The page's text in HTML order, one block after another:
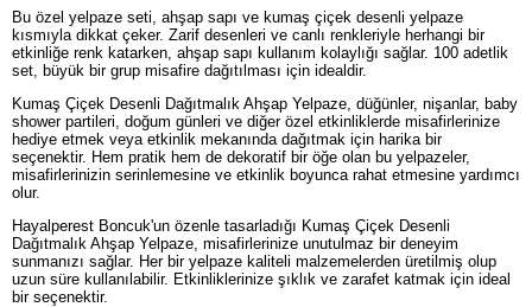
Bu özel yelpaze seti, ahşap sapı ve kumaş çiçek desenli yelpaze
kısmıyla dikkat çeker. Zarif desenleri ve canlı renkleriyle herhangi bir
etkinliğe renk katarken, ahşap sapı kullanım kolaylığı sağlar. 100 adetlik
set, büyük bir grup misafire dağıtılması için idealdir.
Kumaş Çiçek Desenli Dağıtmalık Ahşap Yelpaze, düğünler, nişanlar, baby
shower partileri, doğum günleri ve diğer özel etkinliklerde misafirlerinize
hediye etmek veya etkinlik mekanında dağıtmak için harika bir
seçenektir. Hem pratik hem de dekoratif bir öğe olan bu yelpazeler,
misafirlerinizin serinlemesine ve etkinlik boyunca rahat etmesine yardımcı
olur.
Hayalperest Boncuk'un özenle tasarladığı Kumaş Çiçek Desenli
Dağıtmalık Ahşap Yelpaze, misafirlerinize unutulmaz bir deneyim
sunmanızı sağlar. Her bir yelpaze kaliteli malzemelerden üretilmiş olup
uzun süre kullanılabilir. Etkinliklerinize şıklık ve zarafet katmak için ideal
bir seçenektir.